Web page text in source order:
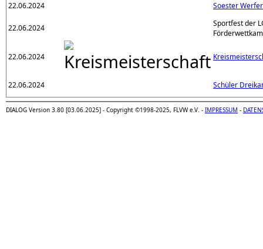
22.06.2024 Soester
22.06.2024
Sportfest der
22.06.2024
22.06.2024 Schüler
DIALOG Version 3.80 [03.06.2025] - Copyright ©1998-2025, FLVW e.V. - IMPRESSUM -